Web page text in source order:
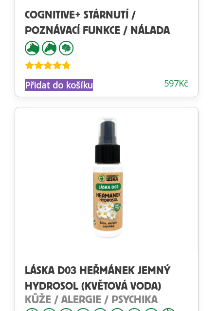
COGNITIVE+ STÁRNUTÍ /
POZNÁVACÍ FUNKCE / NÁLADA
Hodnocení
4.66z 5 597Kč
Přidat do košíku
LÁSKA D03 HEŘMÁNEK JEMNÝ
HYDROSOL (KVĚTOVÁ VODA)
KŮŽE / ALERGIE / PSYCHIKA